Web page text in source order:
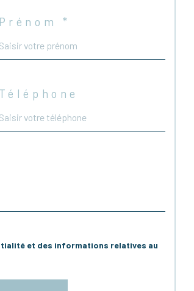
Prénom *
Téléphone
et des informations relatives au